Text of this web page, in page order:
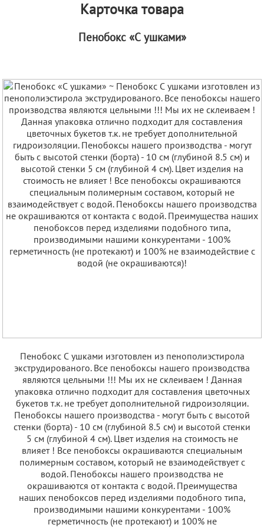
Карточка товара
Пенобокс «С ушками»
Пенобокс С ушками изготовлен из пенополиэстирола
экструдированого. Все пенобоксы нашего производства
являются цельными !!! Мы их не склеиваем ! Данная
упаковка отлично подходит для составления цветочных
букетов т.к. не требует дополнительной гидроизоляции.
Пенобоксы нашего производства - могут быть с высотой
стенки (борта) - 10 см (глубиной 8.5 см) и высотой стенки
5 см (глубиной 4 см). Цвет изделия на стоимость не
влияет ! Все пенобоксы окрашиваются специальным
полимерным составом, который не взаимодействует с
водой. Пенобоксы нашего производства не
окрашиваются от контакта с водой. Преимущества
наших пенобоксов перед изделиями подобного типа,
производимыми нашими конкурентами - 100%
герметичность (не протекают) и 100% не